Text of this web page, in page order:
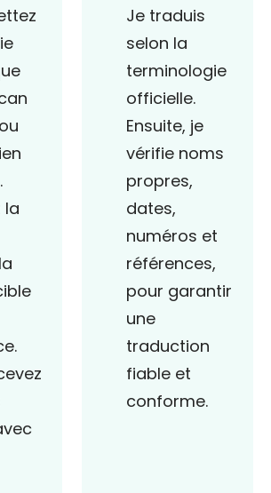
la
Je traduis
selon la
terminologie
officielle.
Ensuite, je
vérifie noms
propres,
dates,
numéros et
références,
pour garantir
une
traduction
fiable et
conforme.